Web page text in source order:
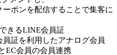
ポンを配信することで集客に
きるLINE会員証
員証を利用したアナログ会員
EC会員の会員連携